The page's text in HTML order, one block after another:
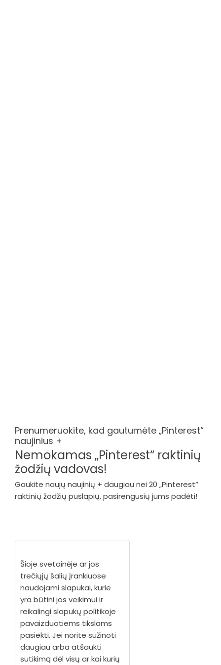
Prenumeruokite, kad gautumėte „Pinterest“
naujinius +
Nemokamas „Pinterest“ raktinių
žodžių vadovas!
Gaukite naujų naujinių + daugiau nei 20 „Pinterest“
raktinių žodžių puslapių, pasirengusių jums padėti!
Šioje svetainėje ar jos
trečiųjų šalių įrankiuose
naudojami slapukai, kurie
yra būtini jos veikimui ir
reikalingi slapukų politikoje
pavaizduotiems tikslams
pasiekti. Jei norite sužinoti
daugiau arba atšaukti
sutikimą dėl visų ar kai kurių